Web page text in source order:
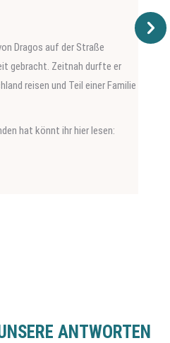
Dragos auf der Straße
gebracht. Zeitnah durfte er
reisen und Teil einer Familie
hat könnt ihr hier lesen:
ANTWORTEN